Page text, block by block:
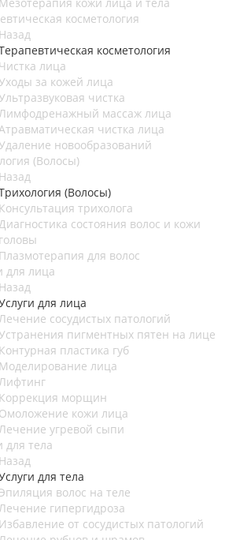
косметология
Назад
косметология
Чистка лица
за кожей лица
чистка
массаж лица
чистка лица
новообразований
(Волосы)
Назад
(Волосы)
Консультация трихолога
состояния волос и кожи
головы
Плазмотерапия для волос
для лица
Назад
для лица
сосудистых патологий
пигментных пятен на лице
Контурная пластика губ
Моделирование лица
Коррекция морщин
Омоложение кожи лица
угревой сыпи
для тела
Назад
для тела
Эпиляция волос на теле
гипергидроза
Избавление от сосудистых патологий